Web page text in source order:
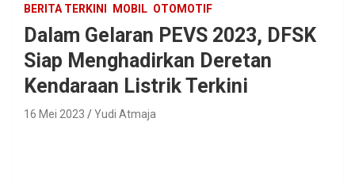
BERITA TERKINI MOBIL OTOMOTIF
Dalam Gelaran PEVS 2023, DFSK
Siap Menghadirkan Deretan
Kendaraan Listrik Terkini
16 Mei 2023 Yudi Atmaja